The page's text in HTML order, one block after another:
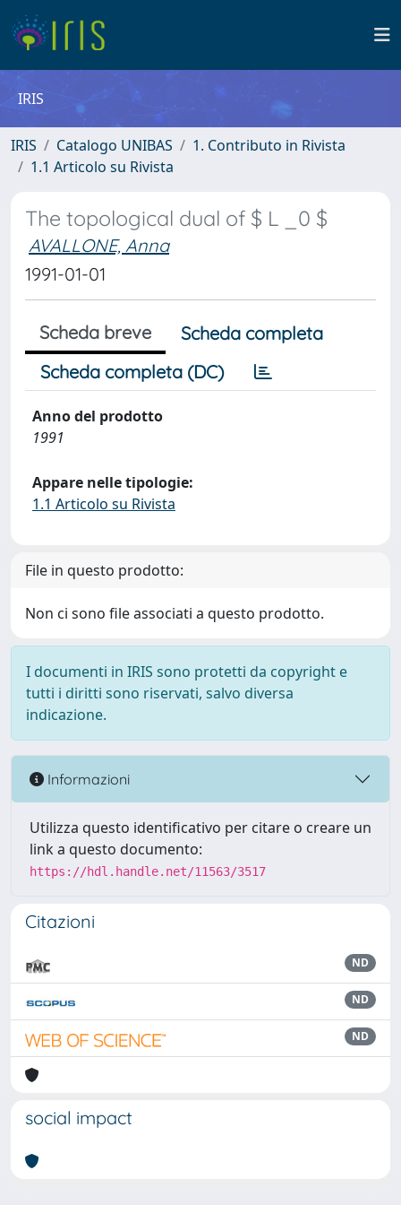
IRIS
IRIS Catalogo UNIBAS
1. Contributo in Rivista
1.1 Articolo su Rivista
The topological dual of $ L _0 $
AVALLONE, Anna
1991-01-01
Scheda breve
Scheda completa
Scheda completa (DC)
Anno del prodotto
1991
Appare nelle tipologie:
1.1 Articolo su Rivista
File in questo prodotto:
Non ci sono file associati a questo prodotto.
I documenti in IRIS sono protetti da copyright e
tutti i diritti sono riservati, salvo diversa
indicazione.
Informazioni
Utilizza questo identificativo per citare o creare un
link a questo documento:
https://hdl.handle.net/11563/3517
Citazioni
ND
ND
ND
social impact